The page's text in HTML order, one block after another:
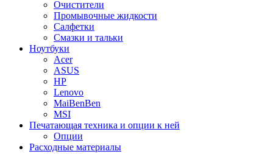
Очистители
Промывочные жидкости
Салфетки
Смазки и тальки
Ноутбуки
Acer
ASUS
HP
Lenovo
MaiBenBen
MSI
Печатающая техника и опции к ней
Опции
Расходные материалы